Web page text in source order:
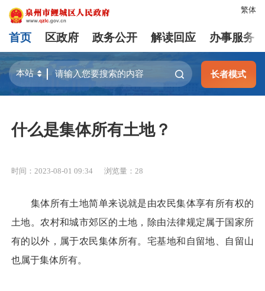
繁体
首页 区政府 政务公开 解读回应 办事服务
长者模式
什么是集体所有土地？
时间：2023-08-01 09:34 浏览量： 28
集体所有土地简单来说就是由农民集体享有所有权的
土地。农村和城市郊区的土地，除由法律规定属于国家所
有的以外，属于农民集体所有。宅基地和自留地、自留山
也属于集体所有。